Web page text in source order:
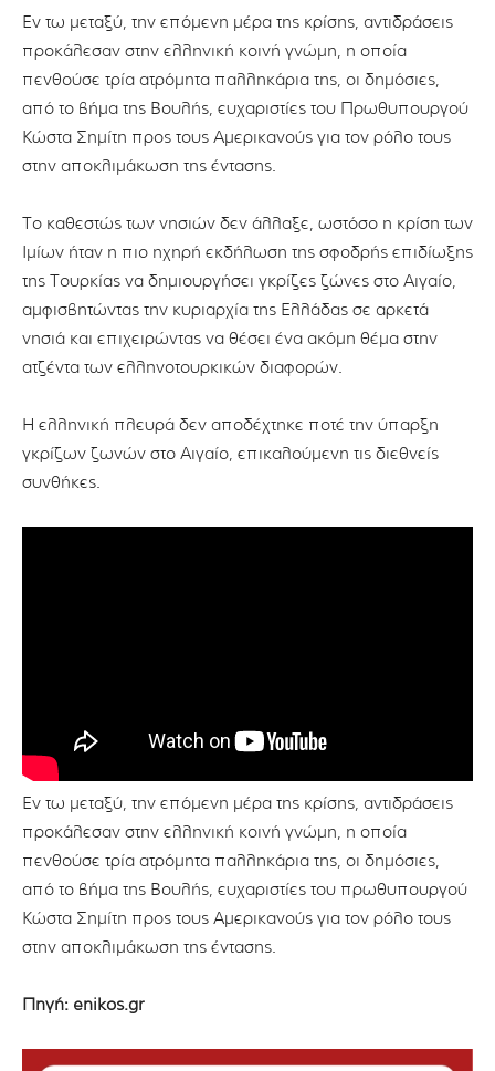
Εν τω μεταξύ, την επόμενη μέρα της κρίσης, αντιδράσεις
προκάλεσαν στην ελληνική κοινή γνώμη, η οποία
πενθούσε τρία ατρόμητα παλληκάρια της, οι δημόσιες,
από το βήμα της Βουλής, ευχαριστίες του Πρωθυπουργού
Κώστα Σημίτη προς τους Αμερικανούς για τον ρόλο τους
στην αποκλιμάκωση της έντασης.
Το καθεστώς των νησιών δεν άλλαξε, ωστόσο η κρίση των
Ιμίων ήταν η πιο ηχηρή εκδήλωση της σφοδρής επιδίωξης
της Τουρκίας να δημιουργήσει γκρίζες ζώνες στο Αιγαίο,
αμφισβητώντας την κυριαρχία της Ελλάδας σε αρκετά
νησιά και επιχειρώντας να θέσει ένα ακόμη θέμα στην
ατζέντα των ελληνοτουρκικών διαφορών.
Η ελληνική πλευρά δεν αποδέχτηκε ποτέ την ύπαρξη
γκρίζων ζωνών στο Αιγαίο, επικαλούμενη τις διεθνείς
συνθήκες.
Εν τω μεταξύ, την επόμενη μέρα της κρίσης, αντιδράσεις
προκάλεσαν στην ελληνική κοινή γνώμη, η οποία
πενθούσε τρία ατρόμητα παλληκάρια της, οι δημόσιες,
από το βήμα της Βουλής, ευχαριστίες του πρωθυπουργού
Κώστα Σημίτη προς τους Αμερικανούς για τον ρόλο τους
στην αποκλιμάκωση της έντασης.
Πηγή: enikos.gr